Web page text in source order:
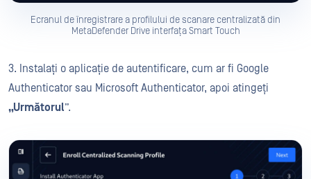
Ecranul de înregistrare a profilului de scanare centralizată din
MetaDefender Drive interfața Smart Touch
3. Instalați o aplicație de autentificare, cum ar fi Google
Authenticator sau Microsoft Authenticator, apoi atingeți
„Următorul”.